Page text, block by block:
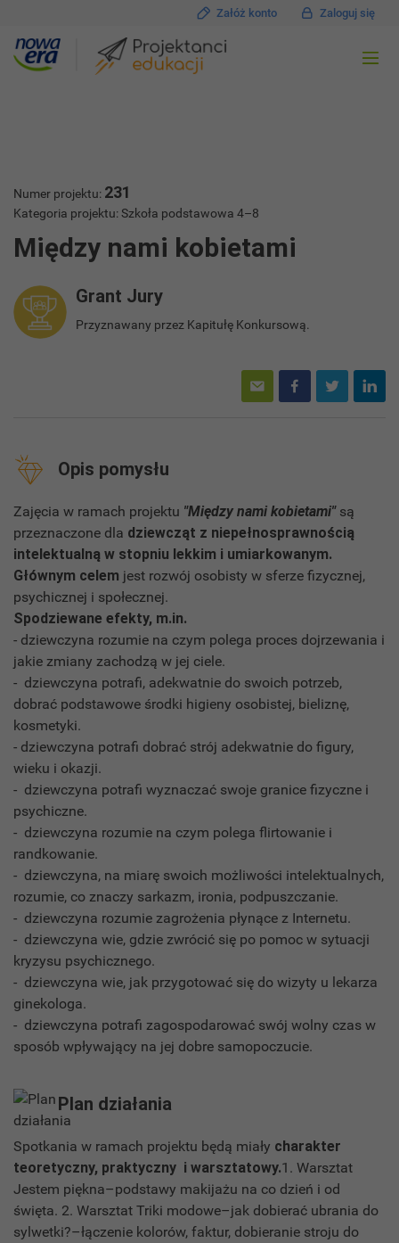
Załóż konto Zaloguj się
Numer projektu: 231
Kategoria projektu: Szkoła podstawowa 4–8
Między nami kobietami
Grant Jury
Przyznawany przez Kapitułę Konkursową.
Opis pomysłu
Zajęcia w ramach projektu "Między nami kobietami" są
przeznaczone dla dziewcząt z niepełnosprawnością
intelektualną w stopniu lekkim i umiarkowanym.
Głównym celem jest rozwój osobisty w sferze fizycznej,
psychicznej i społecznej.
Spodziewane efekty, m.in.
- dziewczyna rozumie na czym polega proces dojrzewania i
jakie zmiany zachodzą w jej ciele.
- dziewczyna potrafi, adekwatnie do swoich potrzeb,
dobrać podstawowe środki higieny osobistej, bieliznę,
kosmetyki.
- dziewczyna potrafi dobrać strój adekwatnie do figury,
wieku i okazji.
- dziewczyna potrafi wyznaczać swoje granice fizyczne i
psychiczne.
- dziewczyna rozumie na czym polega flirtowanie i
randkowanie.
- dziewczyna, na miarę swoich możliwości intelektualnych,
rozumie, co znaczy sarkazm, ironia, podpuszczanie.
- dziewczyna rozumie zagrożenia płynące z Internetu.
- dziewczyna wie, gdzie zwrócić się po pomoc w sytuacji
kryzysu psychicznego.
- dziewczyna wie, jak przygotować się do wizyty u lekarza
ginekologa.
- dziewczyna potrafi zagospodarować swój wolny czas w
sposób wpływający na jej dobre samopoczucie.
Plan działania
Spotkania w ramach projektu będą miały charakter
teoretyczny, praktyczny i warsztatowy.1. Warsztat
Jestem piękna–podstawy makijażu na co dzień i od
święta. 2. Warsztat Triki modowe–jak dobierać ubrania do
sylwetki?–łączenie kolorów, faktur, dobieranie stroju do